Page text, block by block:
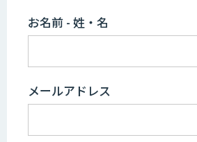
お名前 - 姓・名
メールアドレス